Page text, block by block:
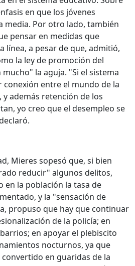
en que los jóvenes
media. Por otro lado, también
pensar en medidas que
línea, a pesar de que, admitió,
la ley de promoción del
la aguja. "Si el sistema
entre el mundo de la
además retención de los
yo creo que el desempleo se
Mieres sopesó que, si bien
reducir" algunos delitos,
en la población la tasa de
y la "sensación de
propuso que hay que continuar
de la policía; en
en apoyar el plebiscito
nocturnos, ya que
convertido en guaridas de la